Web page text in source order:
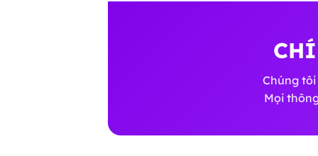
Chúng
Mọi